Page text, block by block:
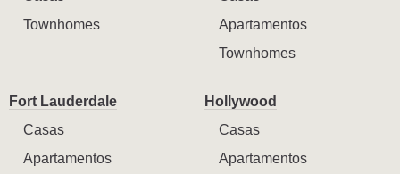
Townhomes
Apartamentos
Townhomes
Fort Lauderdale
Casas
Apartamentos
Hollywood
Casas
Apartamentos